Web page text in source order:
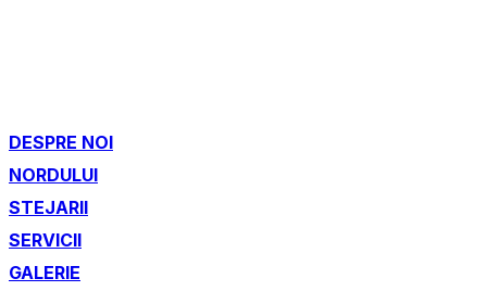
DESPRE NOI
NORDULUI
STEJARII
SERVICII
GALERIE